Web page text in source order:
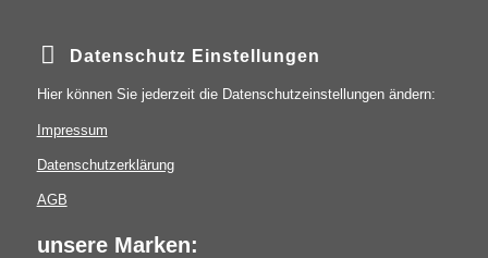
Datenschutz Einstellungen
Hier können Sie jederzeit die Datenschutzeinstellungen ändern:
Impressum
Datenschutzerklärung
AGB
unsere Marken: